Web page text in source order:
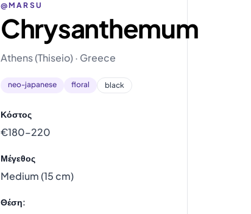
@MARSU
Chrysanthemum
Athens (Thiseio) · Greece
neo-japanese floral black
Κόστος
€180–220
Μέγεθος
Medium (15 cm)
Θέση: